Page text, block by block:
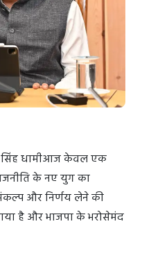
सिंह धामीआज केवल एक
के नए युग का
संकल्प और निर्णय लेने की
है और भाजपा के भरोसेमंद